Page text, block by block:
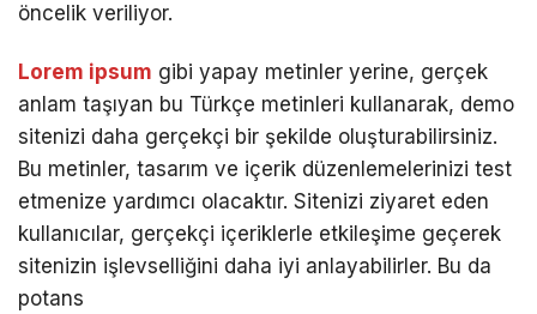
öncelik veriliyor.
Lorem ipsum gibi yapay metinler yerine, gerçek
anlam taşıyan bu Türkçe metinleri kullanarak, demo
sitenizi daha gerçekçi bir şekilde oluşturabilirsiniz.
Bu metinler, tasarım ve içerik düzenlemelerinizi test
etmenize yardımcı olacaktır. Sitenizi ziyaret eden
kullanıcılar, gerçekçi içeriklerle etkileşime geçerek
sitenizin işlevselliğini daha iyi anlayabilirler. Bu da
potans